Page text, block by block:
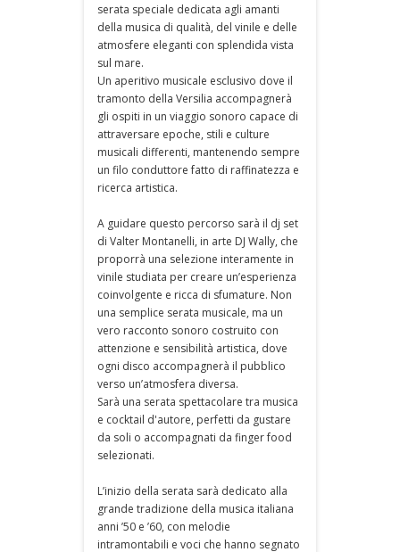
serata speciale dedicata agli amanti
della musica di qualità, del vinile e delle
atmosfere eleganti con splendida vista
sul mare.
Un aperitivo musicale esclusivo dove il
tramonto della Versilia accompagnerà
gli ospiti in un viaggio sonoro capace di
attraversare epoche, stili e culture
musicali differenti, mantenendo sempre
un filo conduttore fatto di raffinatezza e
ricerca artistica.
A guidare questo percorso sarà il dj set
di Valter Montanelli, in arte DJ Wally, che
proporrà una selezione interamente in
vinile studiata per creare un’esperienza
coinvolgente e ricca di sfumature. Non
una semplice serata musicale, ma un
vero racconto sonoro costruito con
attenzione e sensibilità artistica, dove
ogni disco accompagnerà il pubblico
verso un’atmosfera diversa.
Sarà una serata spettacolare tra musica
e cocktail d'autore, perfetti da gustare
da soli o accompagnati da finger food
selezionati.
L’inizio della serata sarà dedicato alla
grande tradizione della musica italiana
anni ’50 e ’60, con melodie
intramontabili e voci che hanno segnato